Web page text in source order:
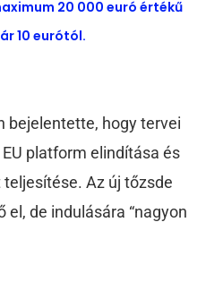
20 000 euró értékű
10 eurótól.
bejelentette, hogy tervei
platform elindítása és
Az új tőzsde
de indulására “nagyon